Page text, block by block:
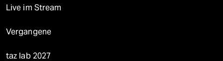
Live im Stream
Vergangene
taz lab 2027